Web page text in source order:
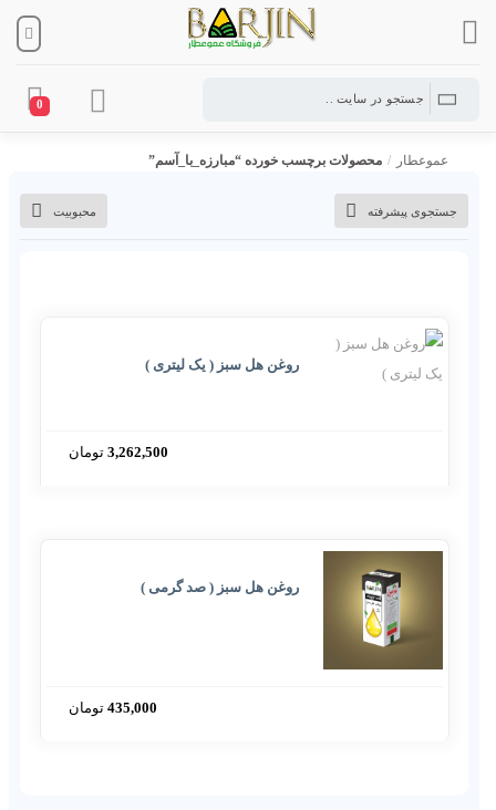
0
جستجوی پیشرفته محبوبیت
عموعطار / محصولات برچسب خورده “مبارزه_با_آسم”
روغن هل سبز ( یک لیتری )
3,262,500 تومان
روغن هل سبز ( صد گرمی )
435,000 تومان